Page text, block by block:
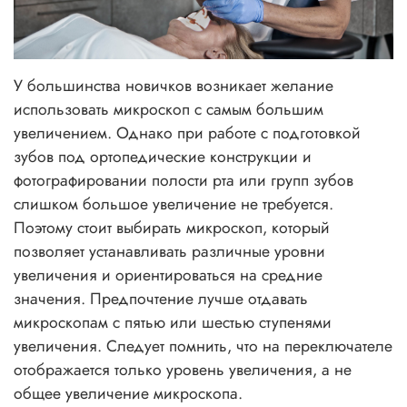
У большинства новичков возникает желание
использовать микроскоп с самым большим
увеличением. Однако при работе с подготовкой
зубов под ортопедические конструкции и
фотографировании полости рта или групп зубов
слишком большое увеличение не требуется.
Поэтому стоит выбирать микроскоп, который
позволяет устанавливать различные уровни
увеличения и ориентироваться на средние
значения. Предпочтение лучше отдавать
микроскопам с пятью или шестью ступенями
увеличения. Следует помнить, что на переключателе
отображается только уровень увеличения, а не
общее увеличение микроскопа.